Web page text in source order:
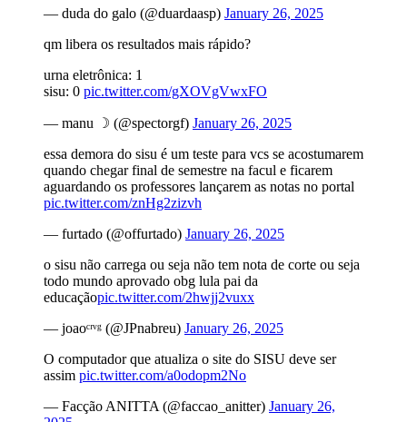
— duda do galo (@duardaasp) January 26, 2025
qm libera os resultados mais rápido?
urna eletrônica: 1
sisu: 0 pic.twitter.com/gXOVgVwxFO
— manu ☽ (@spectorgf) January 26, 2025
essa demora do sisu é um teste para vcs se acostumarem
quando chegar final de semestre na facul e ficarem
aguardando os professores lançarem as notas no portal
pic.twitter.com/znHg2zizvh
— furtado (@offurtado) January 26, 2025
o sisu não carrega ou seja não tem nota de corte ou seja
todo mundo aprovado obg lula pai da
educaçãopic.twitter.com/2hwjj2vuxx
— joaoᶜʳᵛᵍ (@JPnabreu) January 26, 2025
O computador que atualiza o site do SISU deve ser
assim pic.twitter.com/a0odopm2No
— Facção ANITTA (@faccao_anitter) January 26,